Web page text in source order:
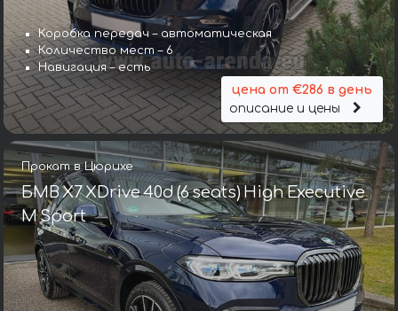
Коробка передач – автоматическая
Количество мест – 6
Навигация – есть
цена от €286 в день
описание и цены
Прокат в Цюрихе
БМВ X7 XDrive 40d (6 seats) High Executive
M Sport